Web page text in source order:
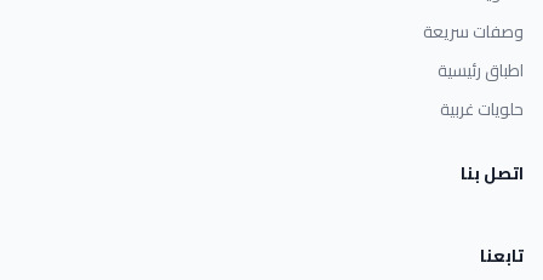
وصفات سريعة
اطباق رئيسية
حلويات غربية
اتصل بنا
تابعنا